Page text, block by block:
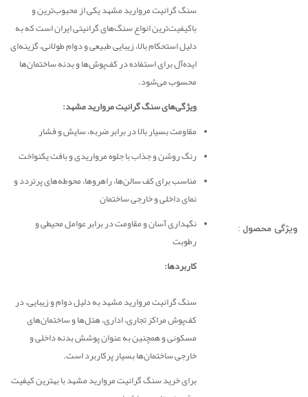
ویژگی محصول :
سنگ گرانیت مروارید مشهد یکی از محبوب‌ترین و
باکیفیت‌ترین انواع سنگ‌های گرانیتی ایران است که به
دلیل استحکام بالا، زیبایی طبیعی و دوام طولانی، گزینه‌ای
ایده‌آل برای استفاده در کف‌پوش‌ها و بدنه ساختمان‌ها
محسوب می‌شود.
ویژگی‌های سنگ گرانیت مروارید مشهد:
مقاومت بسیار بالا در برابر ضربه، سایش و فشار
رنگ روشن و جذاب با جلوه مرواریدی و بافت یکنواخت
مناسب برای کف سالن‌ها، راهروها، محوطه‌های پرتردد و
نمای داخلی و خارجی ساختمان
نگهداری آسان و مقاومت در برابر عوامل محیطی و
رطوبت
کاربردها:
سنگ گرانیت مروارید مشهد به دلیل دوام و زیبایی، در
کف‌پوش مراکز تجاری، اداری، هتل‌ها و ساختمان‌های
مسکونی و همچنین به عنوان پوشش بدنه داخلی و
خارجی ساختمان‌ها بسیار پرکاربرد است.
برای خرید سنگ گرانیت مروارید مشهد با بهترین کیفیت